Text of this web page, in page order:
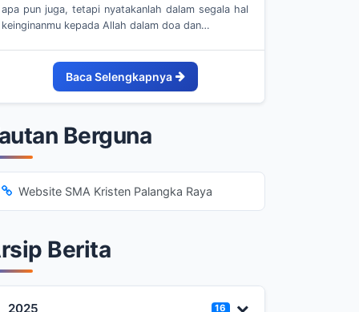
apa pun juga, tetapi nyatakanlah dalam segala hal
keinginanmu kepada Allah dalam doa dan…
Baca Selengkapnya
Berguna
Website SMA Kristen Palangka Raya
Berita
2025 16